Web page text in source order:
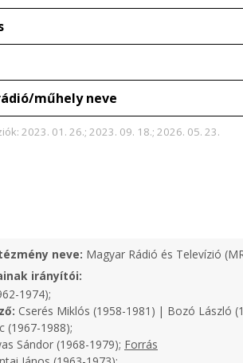
műhely neve
2023. 01. 26.; 2023. 09. 18.; 2026. 05. 23.
neve: Magyar Rádió és Televízió
irányítói:
1974);
Cserés Miklós (1958-1981) | Bozó László
(1967-1988);
Sándor (1968-1979); Forrás